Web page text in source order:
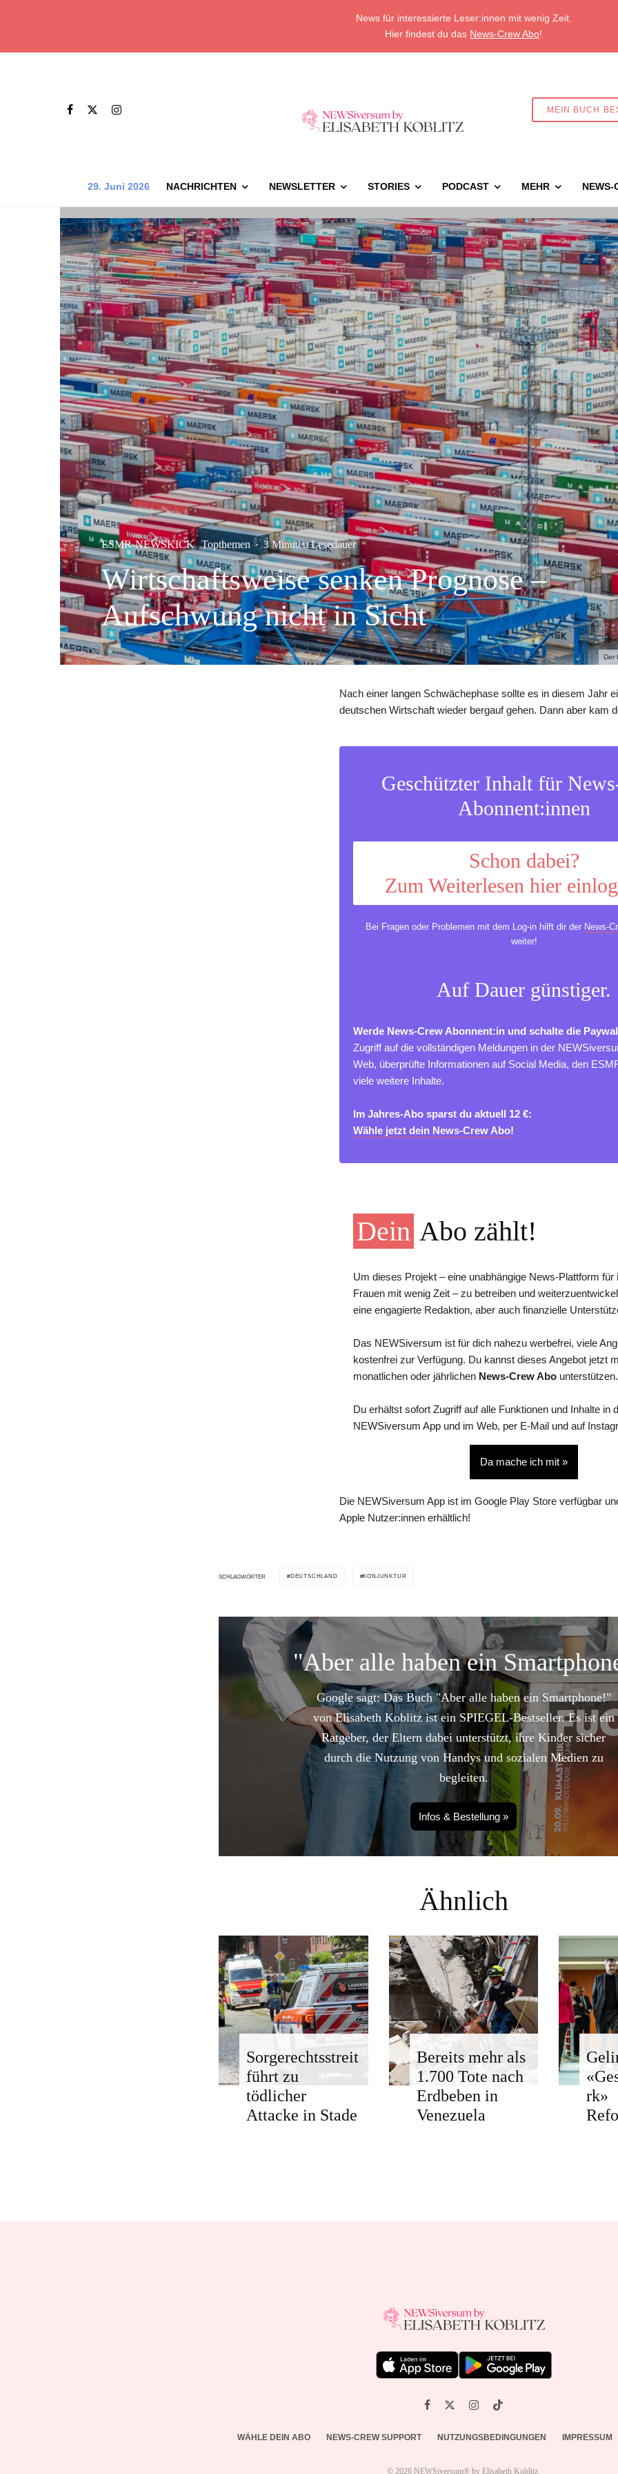
News für interessierte Leser:innen mit wenig Zeit.
Hier findest du das News-Crew Abo!
MEIN BUCH
29. Juni 2026 NACHRICHTEN NEWSLETTER STORIES PODCAST MEHR NEWS-
Der
ESMR-NEWSKICK Topthemen · 3 Minuten Lesedauer
Wirtschaftsweise senken Prognose –
Aufschwung nicht in Sicht
Nach einer langen Schwächephase sollte es in diesem Jahr
deutschen Wirtschaft wieder bergauf gehen. Dann aber kam
Geschützter Inhalt für
Abonnent:innen
Schon dabei?
Zum Weiterlesen hier
Bei Fragen oder Problemen mit dem Log-in hilft dir der News-
weiter!
Auf Dauer günstiger.
Werde News-Crew Abonnent:in und schalte die
Zugriff auf die vollständigen Meldungen in der
Web, überprüfte Informationen auf Social Media, den
viele weitere Inhalte.
Im Jahres-Abo sparst du aktuell 12 €:
Wähle jetzt dein News-Crew Abo!
Dein Abo zählt!
Um dieses Projekt – eine unabhängige News-Plattform für
Frauen mit wenig Zeit – zu betreiben und
eine engagierte Redaktion, aber auch finanzielle
Das NEWSiversum ist für dich nahezu werbefrei, viele
kostenfrei zur Verfügung. Du kannst dieses Angebot jetzt
monatlichen oder jährlichen News-Crew Abo unterstützen.
Du erhältst sofort Zugriff auf alle Funktionen und Inhalte in
NEWSiversum App und im Web, per E-Mail und auf
Da mache ich mit »
Die NEWSiversum App ist im Google Play Store verfügbar
Apple Nutzer:innen erhältlich!
SCHLAGWÖRTER DEUTSCHLAND KONJUNKTUR
"Aber alle haben ein
Google sagt: Das Buch "Aber alle haben ein Smartphone!"
von Elisabeth Koblitz ist ein SPIEGEL-Bestseller. Es ist ein
Ratgeber, der Eltern dabei unterstützt, ihre Kinder sicher
durch die Nutzung von Handys und sozialen Medien zu
begleiten.
Infos & Bestellung »
Ähnlich
Sorgerechtsstreit
führt zu
tödlicher
Attacke in Stade
Bereits mehr als
1.700 Tote nach
Erdbeben in
Venezuela
rk»
WÄHLE DEIN ABO NEWS-CREW SUPPORT NUTZUNGSBEDINGUNGEN IMPRESSUM
© 2026 NEWSiversum® by Elisabeth Koblitz.